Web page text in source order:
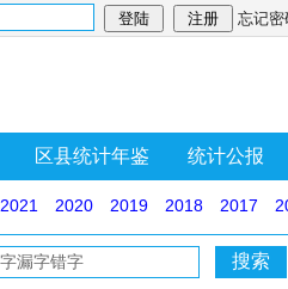
忘记密
区县统计年鉴 统计公报
2021 2020 2019 2018 2017